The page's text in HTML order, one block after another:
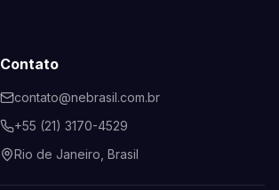
Contato
contato@nebrasil.com.br
+55 (21) 3170-4529
Rio de Janeiro, Brasil